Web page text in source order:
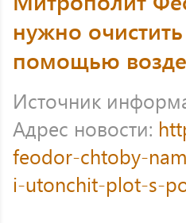
нужно
помощью
Источник
Адрес новости:
feodor-chtoby-
i-utonchit-plot-s-